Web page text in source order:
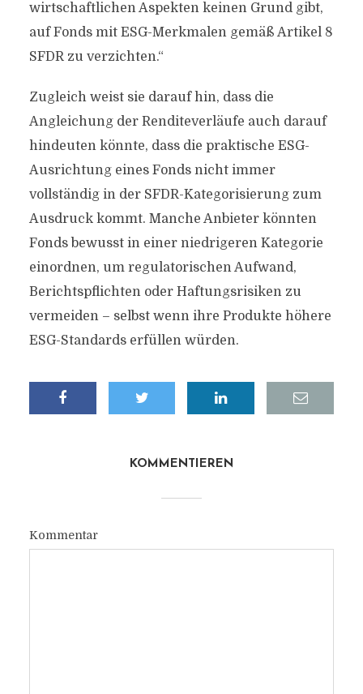
wirtschaftlichen Aspekten keinen Grund gibt,
auf Fonds mit ESG-Merkmalen gemäß Artikel 8
SFDR zu verzichten.“
Zugleich weist sie darauf hin, dass die
Angleichung der Renditeverläufe auch darauf
hindeuten könnte, dass die praktische ESG-
Ausrichtung eines Fonds nicht immer
vollständig in der SFDR-Kategorisierung zum
Ausdruck kommt. Manche Anbieter könnten
Fonds bewusst in einer niedrigeren Kategorie
einordnen, um regulatorischen Aufwand,
Berichtspflichten oder Haftungsrisiken zu
vermeiden – selbst wenn ihre Produkte höhere
ESG-Standards erfüllen würden.
KOMMENTIEREN
Kommentar